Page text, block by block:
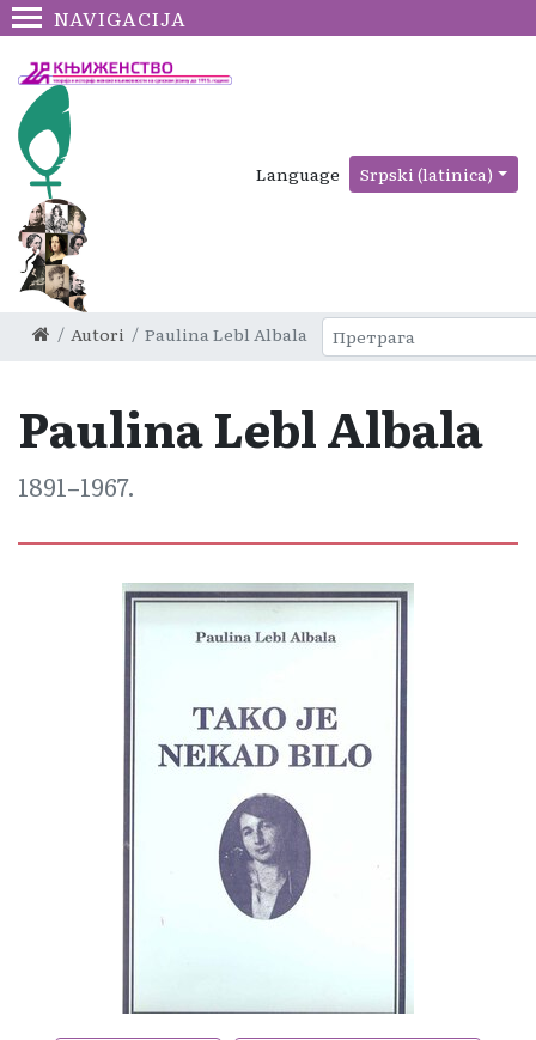
NAVIGACIJA
Language Srpski (latinica)
Autori Paulina Lebl Albala
Paulina Lebl Albala
1891–1967.